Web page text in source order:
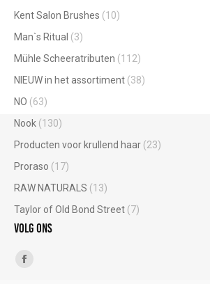
Kent Salon Brushes (10)
Man`s Ritual (3)
Mühle Scheeratributen (112)
NIEUW in het assortiment (38)
NO (63)
Nook (130)
Producten voor krullend haar (23)
Proraso (17)
RAW NATURALS (13)
Taylor of Old Bond Street (7)
Volg ons
Vind ons op:
Facebook